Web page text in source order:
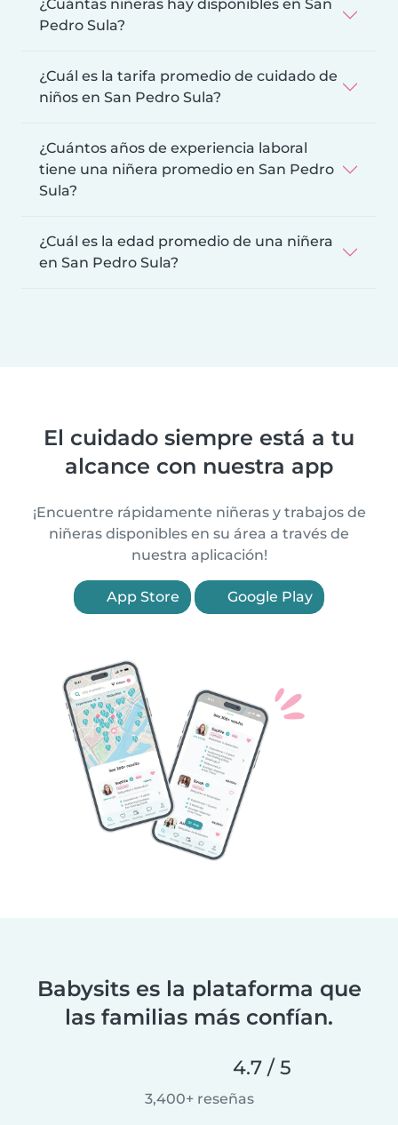
¿Cuántas niñeras hay disponibles en San
Pedro Sula?
¿Cuál es la tarifa promedio de cuidado de
niños en San Pedro Sula?
¿Cuántos años de experiencia laboral
tiene una niñera promedio en San Pedro
Sula?
¿Cuál es la edad promedio de una niñera
en San Pedro Sula?
El cuidado siempre está a tu
alcance con nuestra app
¡Encuentre rápidamente niñeras y trabajos de
niñeras disponibles en su área a través de
nuestra aplicación!
App Store Google Play
Babysits es la plataforma que
las familias más confían.
4.7 / 5
3,400+ reseñas